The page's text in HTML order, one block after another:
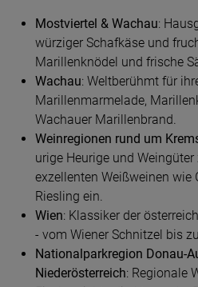
Mostviertel & Wachau:
würziger Schafkäse und
Marillenknödel und frische
Wachau: Weltberühmt für
Marillenmarmelade,
Wachauer Marillenbrand.
Weinregionen rund um
urige Heurige und
exzellenten Weißweinen wie
Riesling ein.
Wien: Klassiker der
- vom Wiener Schnitzel bis
Nationalparkregion Donau-
Niederösterreich: Regionale